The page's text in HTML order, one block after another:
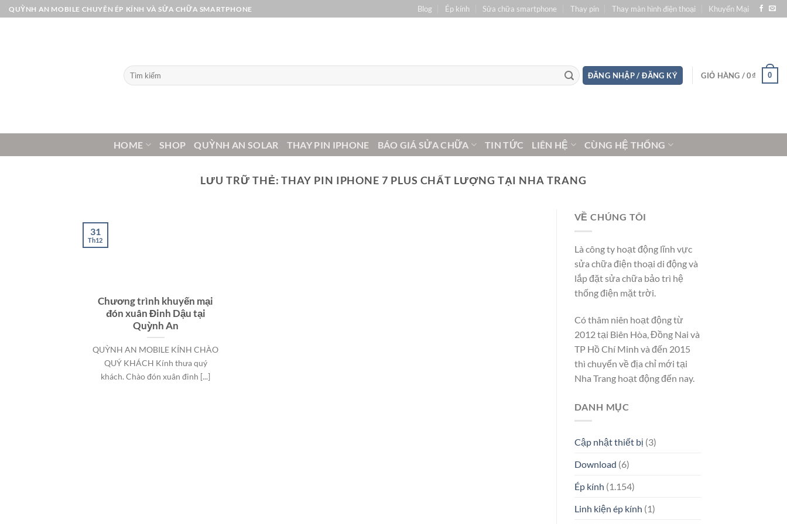
Bỏ
qua
QUỲNH AN MOBILE CHUYÊN ÉP KÍNH VÀ SỬA CHỮA SMARTPHONE Blog Ép kính Sửa chữa smartphone Thay pin Thay màn hình điện thoại Khuyến Mại
Tìm
kiếm:
ĐĂNG NHẬP / ĐĂNG KÝ GIỎ HÀNG /0₫ 0
HOME SHOP QUỲNH AN SOLAR THAY PIN IPHONE BÁO GIÁ SỬA CHỮA TIN TỨC LIÊN HỆ CÙNG HỆ THỐNG
LƯU TRỮ THẺ:THAY PIN IPHONE 7 PLUS CHẤT LƯỢNG TẠI NHA TRANG
Chương trình khuyến mại
đón xuân Đinh Dậu tại
Quỳnh An
QUỲNH AN MOBILE KÍNH CHÀO
QUÝ KHÁCH Kính thưa quý
khách. Chào đón xuân đinh [...]
31
Th12
VỀ CHÚNG TÔI
Là công ty hoạt động lĩnh vực
sửa chữa điện thoại di động và
lắp đặt sửa chữa bảo trì hệ
thống điện mặt trời.
Có thâm niên hoạt động từ
2012 tại Biên Hòa, Đồng Nai và
TP Hồ Chí Minh và đến 2015
thì chuyển về địa chỉ mới tại
Nha Trang hoạt động đến nay.
DANH MỤC
Cập nhật thiết bị (3)
Download (6)
Ép kính (1.154)
Linh kiện ép kính (1)